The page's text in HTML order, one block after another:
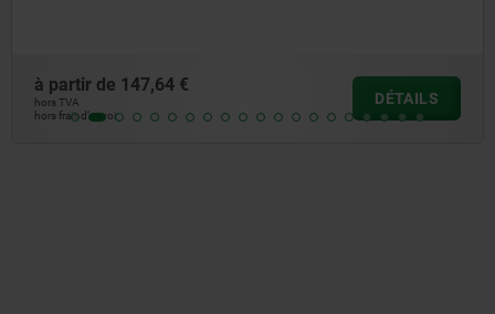
à partir de1 049,68 €
hors frais d’envoi